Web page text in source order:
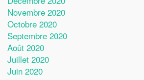
Novembre 2020
Octobre 2020
Septembre 2020
Août 2020
Juillet 2020
Juin 2020